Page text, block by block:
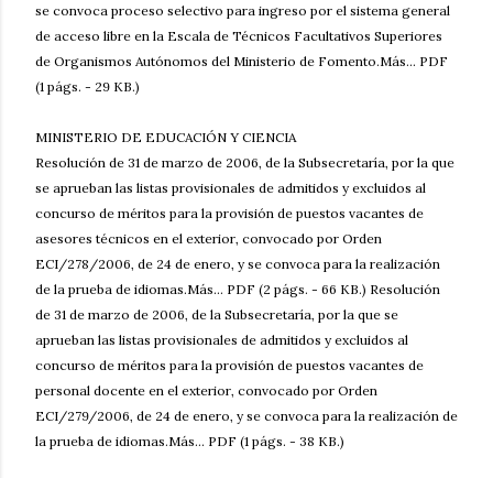
se convoca proceso selectivo para ingreso por el sistema general
de acceso libre en la Escala de Técnicos Facultativos Superiores
de Organismos Autónomos del Ministerio de Fomento.Más... PDF
(1 págs. - 29 KB.)
MINISTERIO DE EDUCACIÓN Y CIENCIA
Resolución de 31 de marzo de 2006, de la Subsecretaría, por la que
se aprueban las listas provisionales de admitidos y excluidos al
concurso de méritos para la provisión de puestos vacantes de
asesores técnicos en el exterior, convocado por Orden
ECI/278/2006, de 24 de enero, y se convoca para la realización
de la prueba de idiomas.Más... PDF (2 págs. - 66 KB.) Resolución
de 31 de marzo de 2006, de la Subsecretaría, por la que se
aprueban las listas provisionales de admitidos y excluidos al
concurso de méritos para la provisión de puestos vacantes de
personal docente en el exterior, convocado por Orden
ECI/279/2006, de 24 de enero, y se convoca para la realización de
la prueba de idiomas.Más... PDF (1 págs. - 38 KB.)